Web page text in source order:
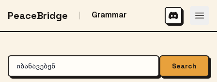
PeaceBridge Grammar
Search